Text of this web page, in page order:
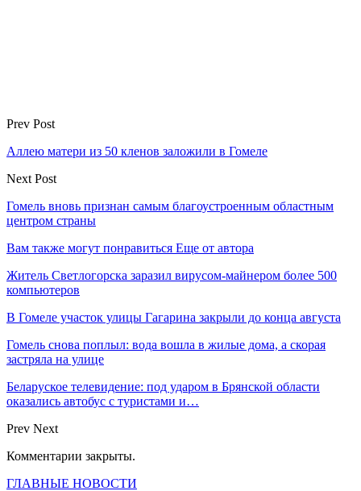
Prev Post
Аллею матери из 50 кленов заложили в Гомеле
Next Post
Гомель вновь признан самым благоустроенным областным
центром страны
Вам также могут понравиться Еще от автора
Житель Светлогорска заразил вирусом-майнером более 500
компьютеров
В Гомеле участок улицы Гагарина закрыли до конца августа
Гомель снова поплыл: вода вошла в жилые дома, а скорая
застряла на улице
Беларуское телевидение: под ударом в Брянской области
оказались автобус с туристами и…
Prev Next
Комментарии закрыты.
ГЛАВНЫЕ НОВОСТИ